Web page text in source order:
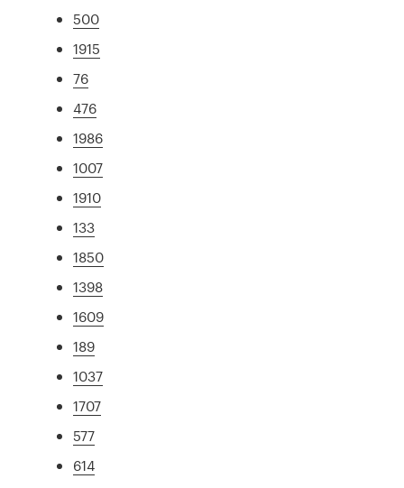
500
1915
76
476
1986
1007
1910
133
1850
1398
1609
189
1037
1707
577
614